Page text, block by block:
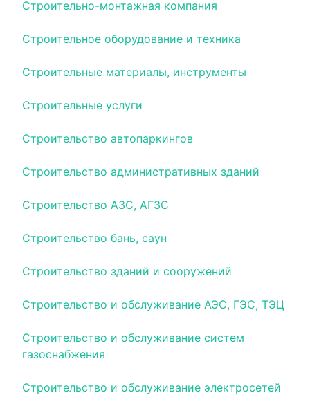
Строительно-монтажная компания
Строительное оборудование и техника
Строительные материалы, инструменты
Строительные услуги
Строительство автопаркингов
Строительство административных зданий
Строительство АЗС, АГЗС
Строительство бань, саун
Строительство зданий и сооружений
Строительство и обслуживание АЭС, ГЭС, ТЭЦ
Строительство и обслуживание систем
газоснабжения
Строительство и обслуживание электросетей